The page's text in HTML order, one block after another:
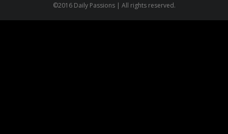
©2016 Daily Passions | All rights reserved.